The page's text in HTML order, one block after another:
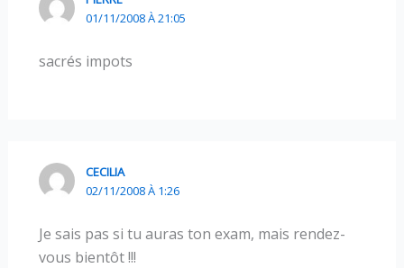
01/11/2008 À 21:05
sacrés impots
CECILIA
02/11/2008 À 1:26
Je sais pas si tu auras ton exam, mais rendez-
vous bientôt !!!